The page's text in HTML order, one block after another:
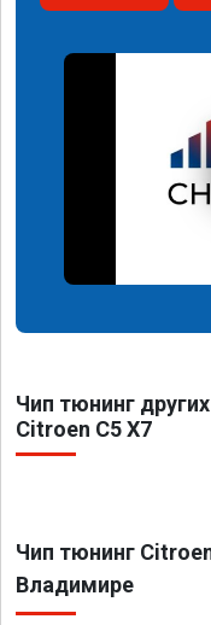
Чип тюнинг
Citroen C5 X7
Чип тюнинг
Владимире